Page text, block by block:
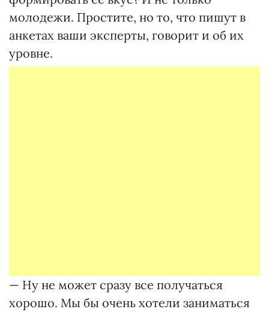
молодежи. Простите, но то, что пишут в
анкетах ваши эксперты, говорит и об их
уровне.
— Ну не может сразу все получаться
хорошо. Мы бы очень хотели заниматься